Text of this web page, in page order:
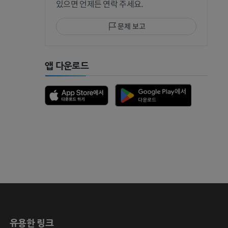
있으면 언제든 연락 주세요.
문제 보고
앱 다운로드
유용한 링크